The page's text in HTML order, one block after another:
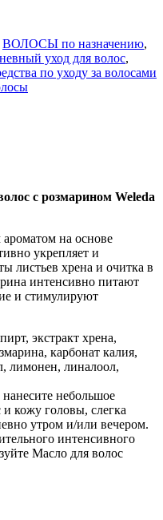
ВОЛОСЫ по назначению,
уход для волос,
по уходу за волосами
с розмарином Weleda
на основе
укрепляет и
листьев хрена и очитка в
интенсивно питают
и стимулируют
экстракт хрена,
карбонат калия,
лимонен, линалоол,
небольшое
кожу головы, слегка
утром и/или вечером.
интенсивного
Масло для волос